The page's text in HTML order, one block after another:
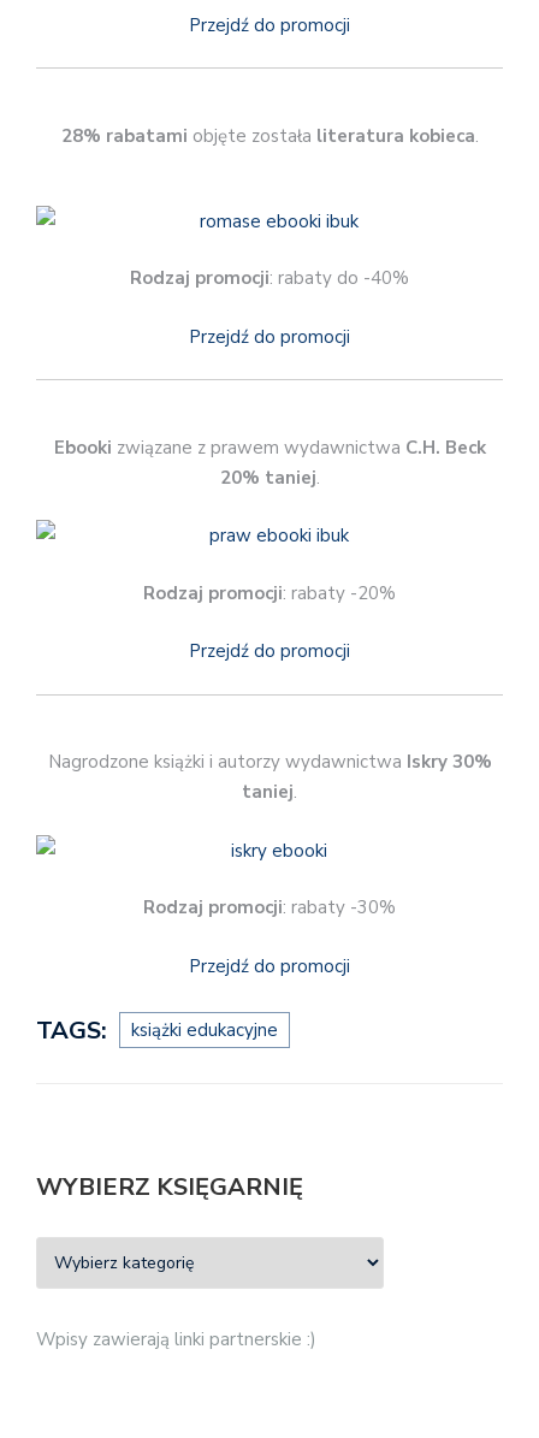
Przejdź do promocji
28% rabatami objęte została literatura kobieca.
Rodzaj promocji: rabaty do -40%
Przejdź do promocji
Ebooki związane z prawem wydawnictwa C.H. Beck
20% taniej.
Rodzaj promocji: rabaty -20%
Przejdź do promocji
Nagrodzone książki i autorzy wydawnictwa Iskry 30%
taniej.
Rodzaj promocji: rabaty -30%
Przejdź do promocji
TAGS: książki edukacyjne
WYBIERZ KSIĘGARNIĘ
Wpisy zawierają linki partnerskie :)